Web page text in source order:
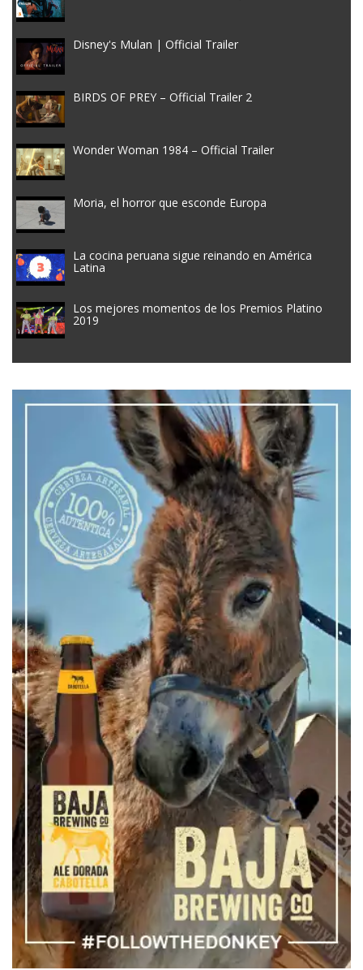
Disney's Mulan | Official Trailer
BIRDS OF PREY – Official Trailer 2
Wonder Woman 1984 – Official Trailer
Moria, el horror que esconde Europa
La cocina peruana sigue reinando en América
Latina
Los mejores momentos de los Premios Platino
2019